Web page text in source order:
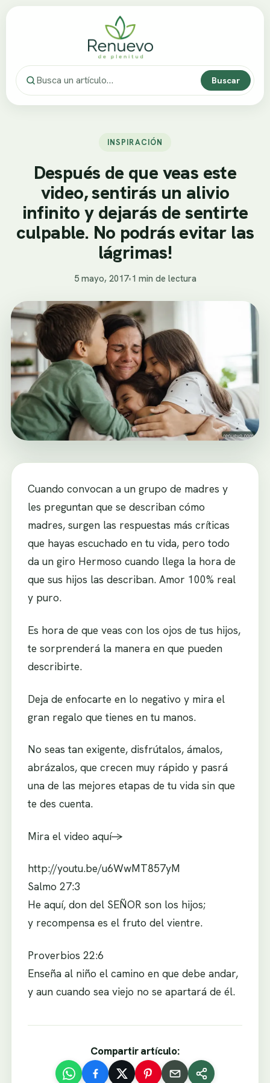
Buscar
INSPIRACIÓN
Después de que veas este
video, sentirás un alivio
infinito y dejarás de sentirte
culpable. No podrás evitar las
lágrimas!
5 mayo, 2017•1 min de lectura
Cuando convocan a un grupo de madres y
les preguntan que se describan cómo
madres, surgen las respuestas más críticas
que hayas escuchado en tu vida, pero todo
da un giro Hermoso cuando llega la hora de
que sus hijos las describan. Amor 100% real
y puro.
Es hora de que veas con los ojos de tus hijos,
te sorprenderá la manera en que pueden
describirte.
Deja de enfocarte en lo negativo y mira el
gran regalo que tienes en tu manos.
No seas tan exigente, disfrútalos, ámalos,
abrázalos, que crecen muy rápido y pasrá
una de las mejores etapas de tu vida sin que
te des cuenta.
Mira el video aquí->
http://youtu.be/u6WwMT857yM
Salmo 27:3
He aquí, don del SEÑOR son los hijos;
y recompensa es el fruto del vientre.
Proverbios 22:6
Enseña al niño el camino en que debe andar,
y aun cuando sea viejo no se apartará de él.
Compartir artículo: